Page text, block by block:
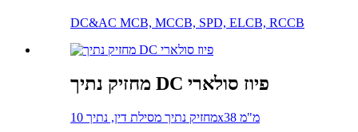
DC&AC MCB, MCCB, SPD, ELCB, RCCB
מחזיק נתיך DC פיוז סולארי
מחזיק נתיך מסילת דין, נתיך 10x38 מ"מ